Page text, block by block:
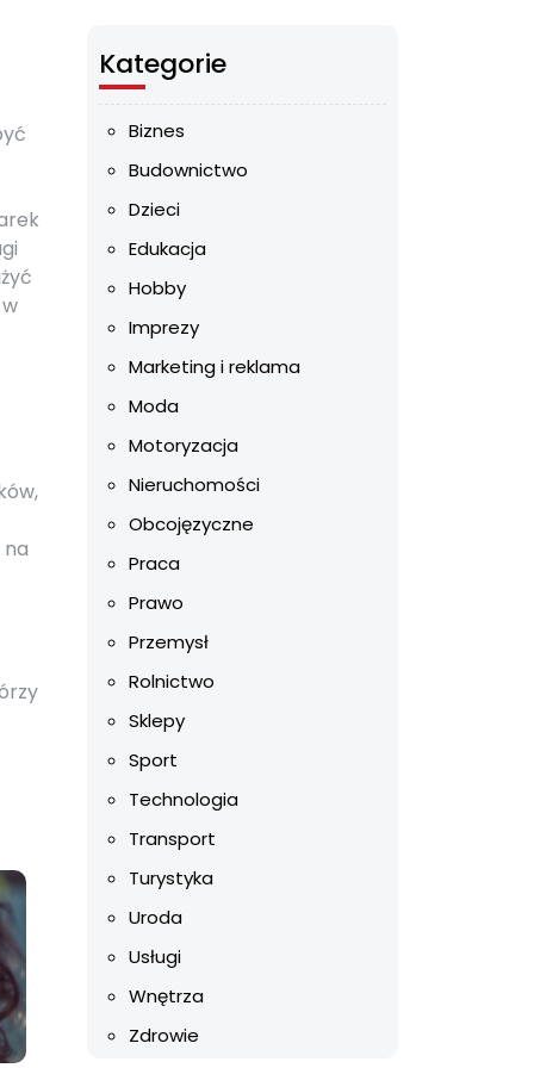
Kategorie
Biznes
Budownictwo
Dzieci
Edukacja
Hobby
Imprezy
Marketing i reklama
Moda
Motoryzacja
Nieruchomości
Obcojęzyczne
Praca
Prawo
Przemysł
Rolnictwo
Sklepy
Sport
Technologia
Transport
Turystyka
Uroda
Usługi
Wnętrza
Zdrowie